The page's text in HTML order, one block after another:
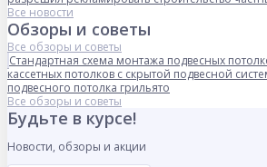
Все новости
Обзоры и советы
Все обзоры и советы
Стандартная схема монтажа подвесных
кассетных потолков с скрытой подвесной
подвесного потолка грильято
Все обзоры и советы
Будьте в курсе!
Новости, обзоры и акции